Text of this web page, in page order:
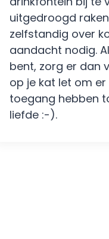
uitgedroogd
zelfstandig over
aandacht nodig.
bent, zorg er dan
op je kat let om
toegang hebben
liefde :-).